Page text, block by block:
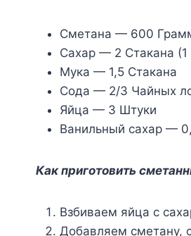
Сметана — 600
Сахар — 2 Стакана (1
Мука — 1,5 Стакана
Сода — 2/3 Чайных
Яйца — 3 Штуки
Ванильный сахар —
Как приготовить
Взбиваем яйца с
Добавляем сметану,